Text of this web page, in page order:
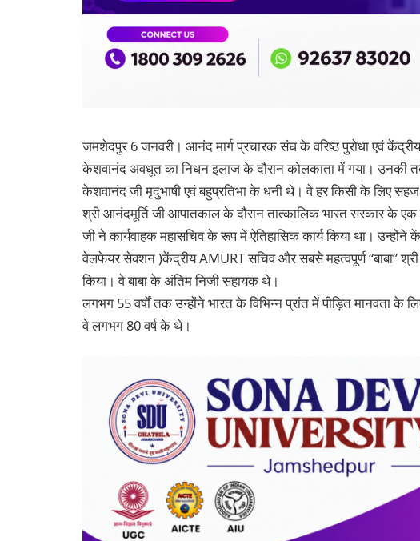
जमशेदपुर 6 जनवरी। आनंद मार्ग प्रचारक संघ के वरिष्ठ पुरोधा एवं
केशवानंद अवधूत का निधन इलाज के दौरान कोलकाता में गया। उनकी
केशवानंद जी मृदुभाषी एवं बहुप्रतिभा के धनी थे। वे हर किसी के लिए
श्री आनंदमूर्ति जी आपातकाल के दौरान तात्कालिक भारत सरकार के
जी ने कार्यवाहक महासचिव के रूप में ऐतिहासिक कार्य किया था।
वेलफेयर सेक्शन )केंद्रीय AMURT सचिव और सबसे महत्वपूर्ण “बाबा”
किया। वे बाबा के अंतिम निजी सहायक थे।
लगभग 55 वर्षों तक उन्होंने भारत के विभिन्न प्रांत में पीड़ित मानवता के
वे लगभग 80 वर्ष के थे।